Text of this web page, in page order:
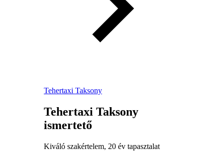
Tehertaxi Taksony
Tehertaxi Taksony
ismertető
Kiváló szakértelem, 20 év tapasztalat